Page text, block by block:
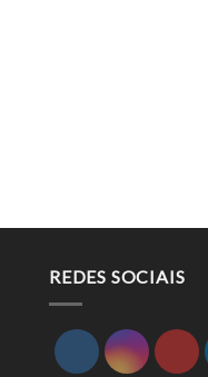
REDES SOCIAIS